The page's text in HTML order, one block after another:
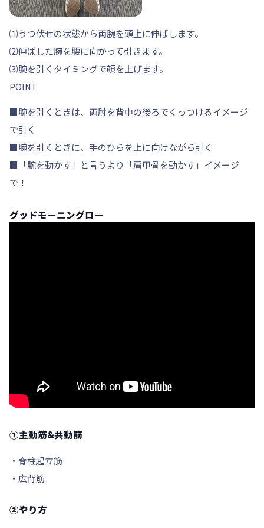
⑴うつ伏せの状態から両腕を頭上に伸ばします。
⑵伸ばした腕を腰に向かって引きます。
⑶腕を引くタイミングで顔を上げます。
POINT
■腕を引くときは、両肘を背中の後ろでくっつけるイメージ
で引く
■腕を引くときに、手のひらを上に向けながら引く
■「腕を動かす」と言うより「肩甲骨を動かす」イメージ
で！
グッドモーニングロー
①主動筋&共動筋
・脊柱起立筋
・広背筋
②やり方